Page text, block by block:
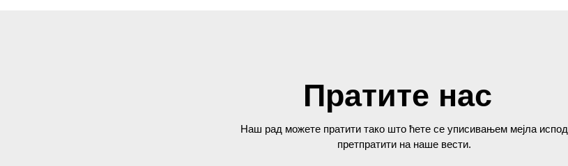
Пратите нас
Наш рад можете пратити тако што ћете се уписивањем мејла испод
претпратити на наше вести.